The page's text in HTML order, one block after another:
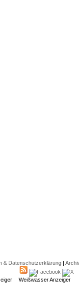
& Datenschutzerklärung|
Weißwasser Anzeiger